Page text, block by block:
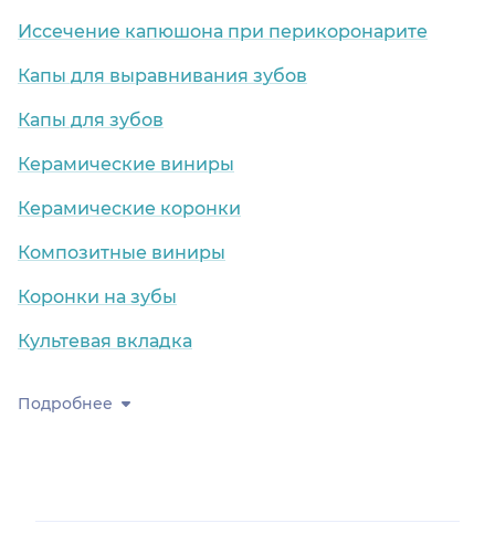
Иссечение капюшона при перикоронарите
Капы для выравнивания зубов
Капы для зубов
Керамические виниры
Керамические коронки
Композитные виниры
Коронки на зубы
Культевая вкладка
Подробнее